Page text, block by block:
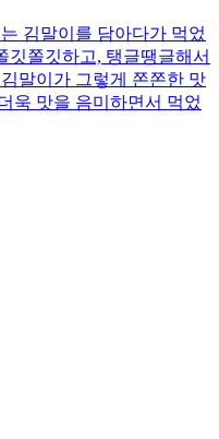
김말이를 담아다가 먹었
깃쫄깃하고, 탱글땡글해서
말이가 그렇게 쫀쫀한 맛
욱 맛을 음미하면서 먹었